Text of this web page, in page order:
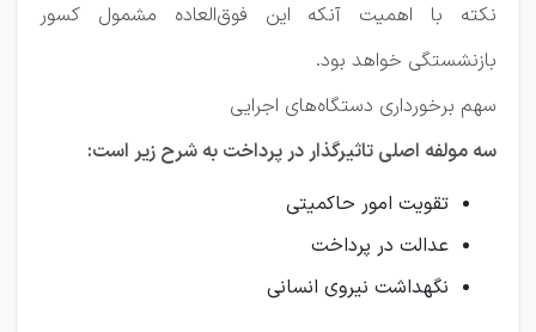
نکته با اهمیت آنکه این فوق‌العاده مشمول کسور
بازنشستگی خواهد بود.
سهم برخورداری دستگاه‌های اجرایی
سه مولفه اصلی تاثیرگذار در پرداخت به شرح زیر است:
تقویت امور حاکمیتی
عدالت در پرداخت
نگهداشت نیروی انسانی